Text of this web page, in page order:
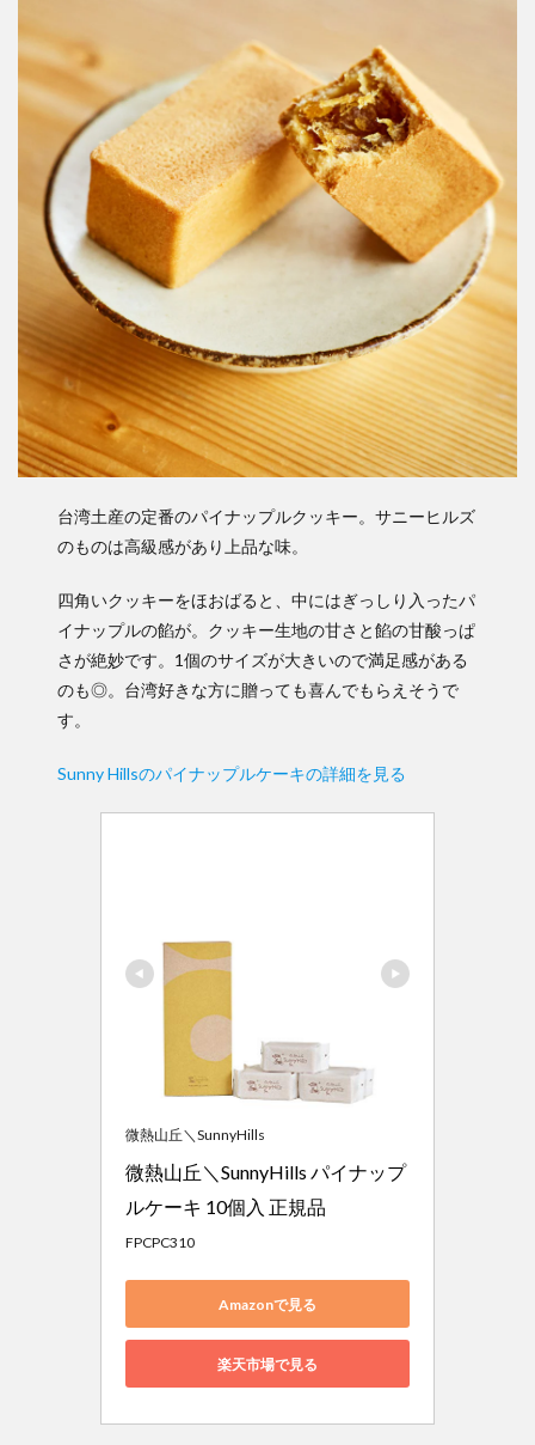
台湾土産の定番のパイナップルクッキー。サニーヒルズ
のものは高級感があり上品な味。
四角いクッキーをほおばると、中にはぎっしり入ったパ
イナップルの餡が。クッキー生地の甘さと餡の甘酸っぱ
さが絶妙です。1個のサイズが大きいので満足感がある
のも◎。台湾好きな方に贈っても喜んでもらえそうで
す。
Sunny Hillsのパイナップルケーキの詳細を見る
微熱山丘＼SunnyHills
微熱山丘＼SunnyHills パイナップ
ルケーキ 10個入 正規品
FPCPC310
Amazonで見る
楽天市場で見る